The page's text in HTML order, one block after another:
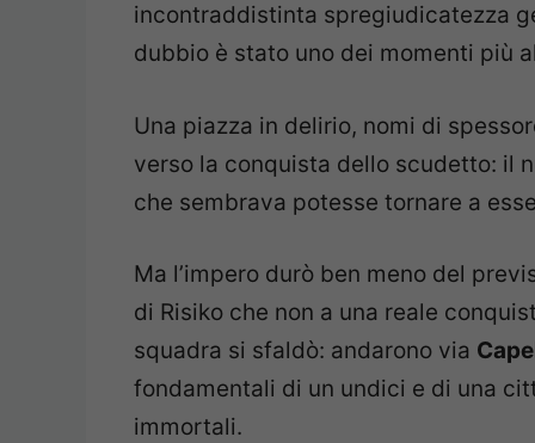
incontraddistinta spregiudicatezza
dubbio è stato uno dei momenti più
Una piazza in delirio, nomi di
verso la conquista dello scudetto: il
che sembrava potesse tornare a
Ma l’impero durò ben meno del
di Risiko che non a una reale
squadra si sfaldò: andarono via
fondamentali di un undici e di una
immortali.